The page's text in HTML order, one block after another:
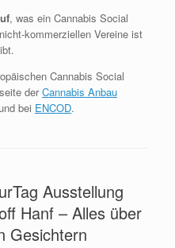
, was ein Cannabis Social
kommerziellen Vereine ist
Cannabis Social
derCannabis Anbau
bei ENCOD.
Ausstellung
Hanf – Alles über
Gesichtern